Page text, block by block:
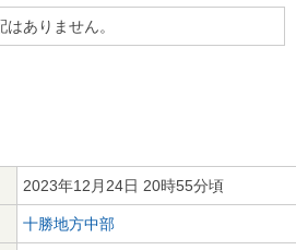
ありません。
2023年12月24日 20時55分頃
十勝地方中部